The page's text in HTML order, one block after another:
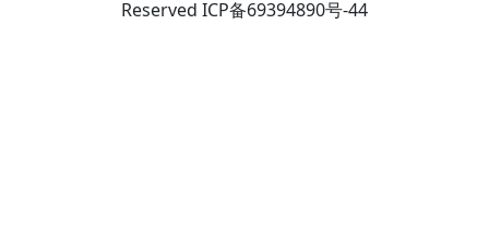
Reserved ICP备69394890号-44